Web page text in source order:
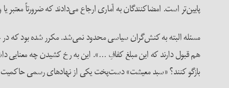
پایین‌تر است. امضاکنندگان به آماری ارجاع می‌دادند که ضرورتاً معتبر
مسئله البته به کنش‌گران سیاسی محدود نمی‌شد. مکرر شده بود که در
هم قبول دارند که این مبلغ کفافِ …». این به رخ کشیدن چه معنایی
بازگو کنند؟ «سبد معیشت» دست‌پخت یکی از نهادهای رسمی حاکمیت